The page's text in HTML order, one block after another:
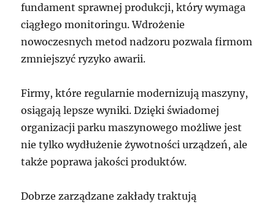
fundament sprawnej produkcji, który wymaga
ciągłego monitoringu. Wdrożenie
nowoczesnych metod nadzoru pozwala firmom
zmniejszyć ryzyko awarii.
Firmy, które regularnie modernizują maszyny,
osiągają lepsze wyniki. Dzięki świadomej
organizacji parku maszynowego możliwe jest
nie tylko wydłużenie żywotności urządzeń, ale
także poprawa jakości produktów.
Dobrze zarządzane zakłady traktują